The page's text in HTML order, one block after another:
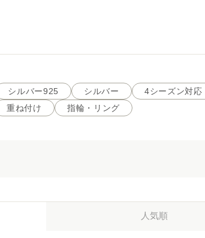
シルバー925 シルバー
4シーズン対応
重ね付け 指輪・リング
人気順